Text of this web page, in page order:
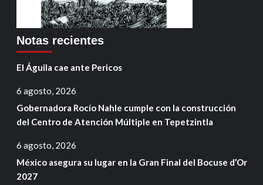
Notas recientes
El Águila cae ante Pericos
6 agosto, 2026
Gobernadora Rocío Nahle cumple con la construcción
del Centro de Atención Múltiple en Tepetzintla
6 agosto, 2026
México asegura su lugar en la Gran Final del Bocuse d’Or
2027